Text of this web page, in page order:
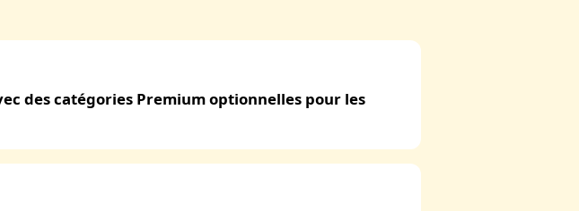
des catégories Premium optionnelles pour les